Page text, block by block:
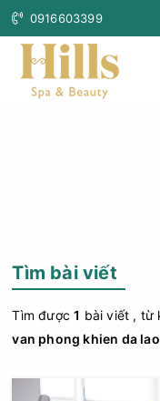
0916603399
Tìm bài viết
Tìm được1 bài viết , từ
van phong khien da